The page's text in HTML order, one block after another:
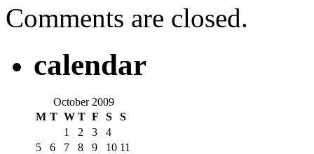
Comments are closed.
calendar
October 2009
M T W T F S S
1 2 3
4
5
6 7 8 9 10 11